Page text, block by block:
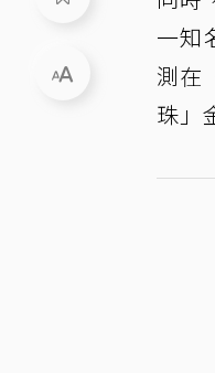
一知
測在
珠」